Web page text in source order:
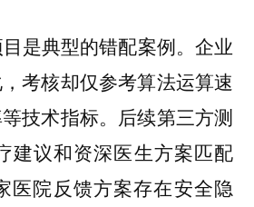
是典型的错配案例。企业
考核却仅参考算法运算速
技术指标。后续第三方测
建议和资深医生方案匹配
医院反馈方案存在安全隐